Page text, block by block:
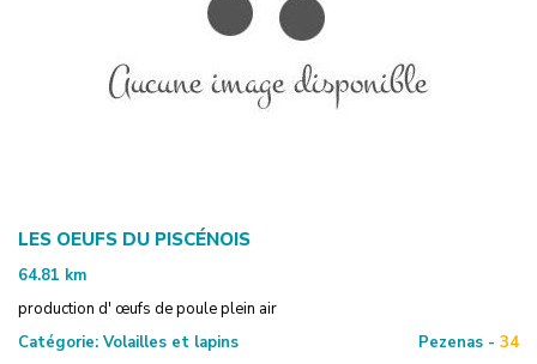
LES OEUFS DU PISCÉNOIS
64.81 km
production d' œufs de poule plein air
Catégorie: Volailles et lapins Pezenas - 34